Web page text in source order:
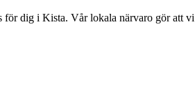
för dig i Kista. Vår lokala närvaro gör att